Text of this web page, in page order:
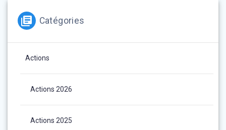
Catégories
Actions
Actions 2026
Actions 2025